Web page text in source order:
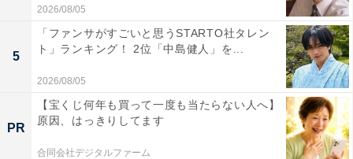
代・広島県）」などのコメントが集まりました。
2026/08/05
5
「ファンサがすごいと思うSTARTO社タレン
ト」ランキング！ 2位「中島健人」を...
2026/08/05
PR
【宝くじ何年も買って一度も当たらない人へ】
原因、はっきりしてます
合同会社デジタルファーム